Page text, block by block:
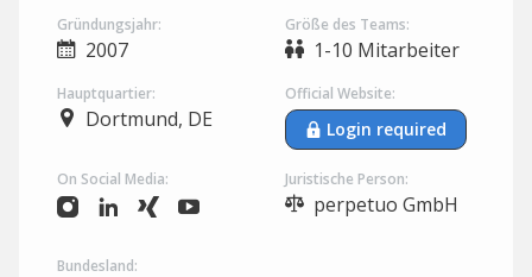
Gründungsjahr:
2007
Größe des Teams:
1-10 Mitarbeiter
Hauptquartier:
Dortmund, DE
Official Website:
Login required
On Social Media: Juristische Person:
perpetuo GmbH
Bundesland: